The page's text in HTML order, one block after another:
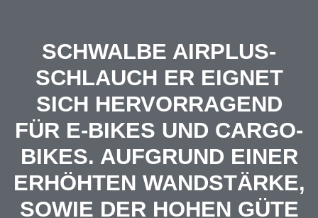
SCHWALBE AIRPLUS-
SCHLAUCH ER EIGNET
SICH HERVORRAGEND
FÜR E-BIKES UND CARGO-
BIKES. AUFGRUND EINER
ERHÖHTEN WANDSTÄRKE,
SOWIE DER HOHEN GÜTE